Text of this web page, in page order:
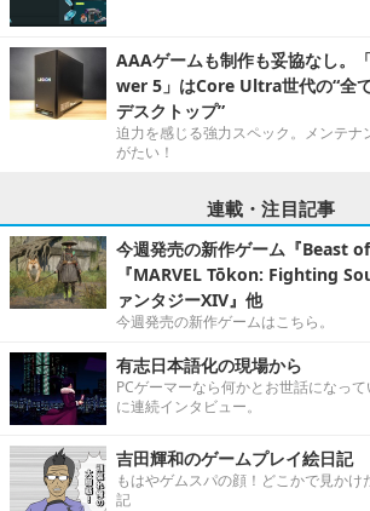
AAAゲームも制作も妥協なし。
wer 5」はCore Ultra世代の“全
デスクトップ”
迫力を感じる強力スペック。メンテナ
がたい！
連載・注目記事
今週発売の新作ゲーム『Beast
『MARVEL Tōkon: Fighting
ァンタジーXIV』他
今週発売の新作ゲームはこちら。
有志日本語化の現場から
PCゲーマーなら何かとお世話になっ
に連続インタビュー。
吉田輝和のゲームプレイ絵日記
もはやゲムスパの顔！どこかで見かけ
記